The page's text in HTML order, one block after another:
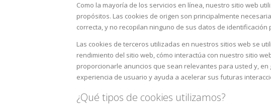
Como la mayoría de los servicios en línea, nuestro sitio web
propósitos. Las cookies de origen son principalmente
correcta, y no recopilan ninguno de sus datos de identificación
Las cookies de terceros utilizadas en nuestros sitios web se
rendimiento del sitio web, cómo interactúa con nuestro sitio
proporcionarle anuncios que sean relevantes para usted y,
experiencia de usuario y ayuda a acelerar sus futuras
¿Qué tipos de cookies utilizamos?